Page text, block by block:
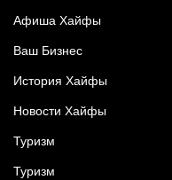
Афиша Хайфы
Ваш Бизнес
История Хайфы
Новости Хайфы
Туризм
Туризм